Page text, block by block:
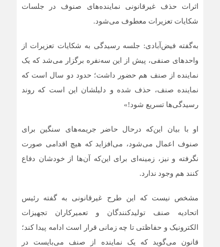
اثرات حذف غیرقانونی نماینده‌های صنوف در جلسات
شکایات تعزیرات معطوف می‌شود.
به‌گفته فیض‌آبادی: جلسه رسیدگی به شکایات تعزیرات از
واحدهای صنفی، پیش از این سه‌نفره برگزار می‌شد که یک
نماینده از صنف هم حضور داشت؛ حدود دو سال است که
نماینده صنف، حذف شده و دلیلشان این است که روند
رسیدگی‌ها تسریع شود!»
او با بیان این‌که درحال حاضر جریمه‌های سنگین برای
صنوف اعمال می‌شود، می‌افزاید که هیچ اقدامی صورت
نگرفته و نیز، زمینه‌ای برای این‌که آن‌ها از خودشان دفاع
کنند هم وجود ندارد.
مشخص نیست که این طرح غیرقانونی به گفته رئیس
اتحادیه صنف تولیدکنندگان و تعمیرکاران تجهیزات
الکترونیک و حفاظتی تا چه زمانی قرار است ادامه پیدا کند؛
قانون می‌گوید که یک نماینده از صنف می‌بایست در